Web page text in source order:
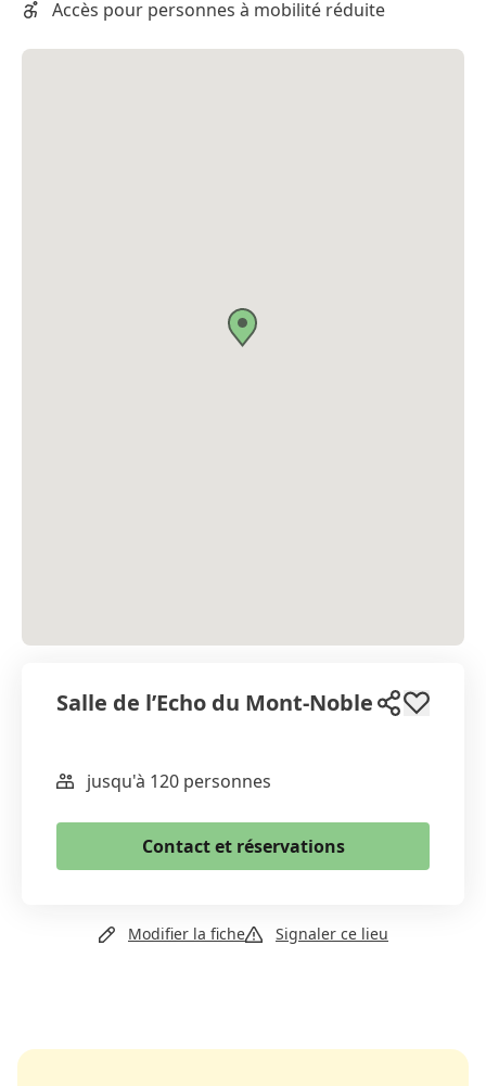
Accès pour personnes à mobilité réduite
Salle de l’Echo du Mont-Noble
WhatsApp
Email
Copier le lien
jusqu'à 120 personnes
Contact et réservations
Email
Modifier la fiche Signaler ce lieu